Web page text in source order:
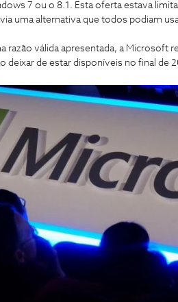
7 ou o 8.1. Esta oferta estava
uma alternativa que todos podiam
razão válida apresentada, a Microsoft
deixar de estar disponíveis no final de